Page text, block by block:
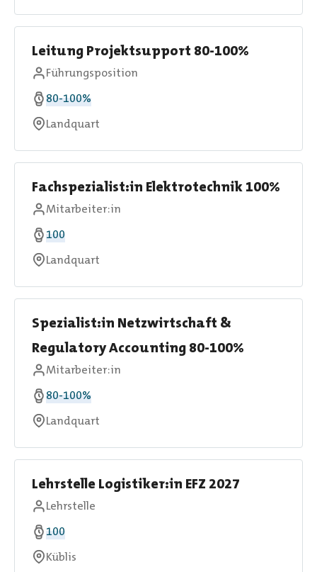
Leitung Projektsupport 80-100%
Führungsposition
80-100%
Landquart
Fachspezialist:in Elektrotechnik 100%
Mitarbeiter:in
100
Landquart
Spezialist:in Netzwirtschaft &
Regulatory Accounting 80-100%
Mitarbeiter:in
80-100%
Landquart
Lehrstelle Logistiker:in EFZ 2027
Lehrstelle
100
Küblis